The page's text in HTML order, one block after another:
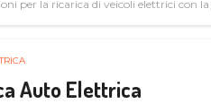
per la ricarica di veicoli elettrici con la
Auto Elettrica